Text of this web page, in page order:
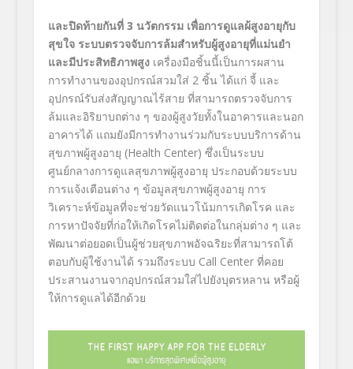
และปิดท้ายกันที่ 3 นวัตกรรม เพื่อการดูแลผ้สูงอายุกับ
สุขใจ ระบบตรวจจับการล้มสำหรับผู้สูงอายุที่แม่นยำ
และมีประสิทธิภาพสูงเครื่องมือชิ้นนี้เป็นการผสาน
การทำงานของอุปกรณ์สวมใส่ 2 ชิ้น ได้แก่ จี้ และ
อุปกรณ์รับส่งสัญญาณไร้สาย ที่สามารถตรวจจับการ
ล้มและอิริยาบถต่าง ๆ ของผู้สูงวัยทั้งในอาคารและนอก
อาคารได้ แถมยังมีการทำงานร่วมกับระบบบริการด้าน
สุขภาพผู้สูงอายุ (Health Center) ซึ่งเป็นระบบ
ศูนย์กลางการดูแลสุขภาพผู้สูงอายุ ประกอบด้วยระบบ
การแจ้งเตือนต่าง ๆ ข้อมูลสุขภาพผู้สูงอายุ การ
วิเคราะห์ข้อมูลที่จะช่วยวัดแนวโน้มการเกิดโรค และ
การหาปัจจัยที่ก่อให้เกิดโรคไม่ติดต่อในกลุ่มต่าง ๆ และ
พัฒนาต่อยอดเป็นผู้ช่วยสุขภาพอัจฉริยะที่สามารถโต้
ตอบกับผู้ใช้งานได้ รวมถึงระบบ Call Center ที่คอย
ประสานงานจากอุปกรณ์สวมใส่ไปยังบุตรหลาน หรือผู้
ให้การดูแลได้อีกด้วย